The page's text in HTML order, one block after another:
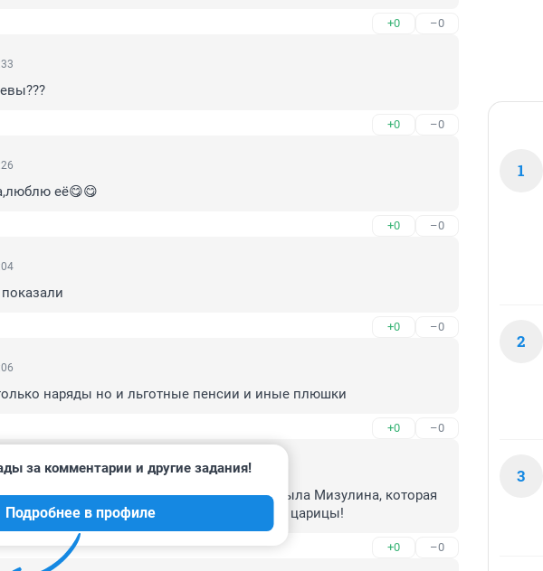
+0 –0
+0 –0
её😋😋
+0 –0
+0 –0
наряды но и льготные пенсии и иные плюшки
+0 –0
чтобы на плакате вместо Родины-матери была Мизулина, которая
добровольцем, купи жене черевички как у царицы!
+0 –0
за комментарии и другие задания!
Подробнее в профиле
1
2
3